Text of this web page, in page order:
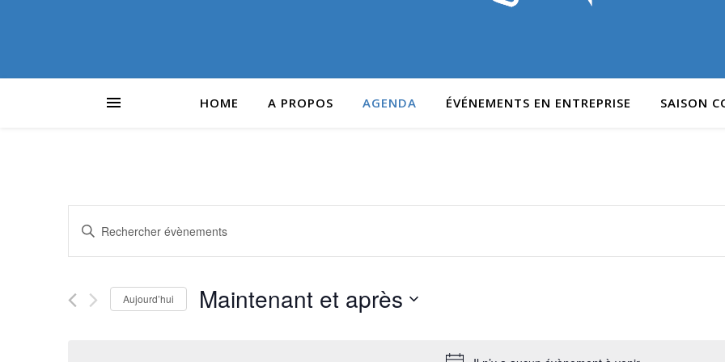
HOME A PROPOS AGENDA ÉVÉNEMENTS EN ENTREPRISE SAISON
Recherche
et
navigation
Saisir
Rechercher
ÉvènementsAujourd’hui Maintenant et après